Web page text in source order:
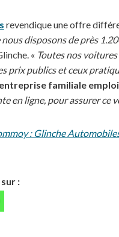
revendique une offre
disposons de près
« Toutes nos
prix publics et ceux
familiale
en ligne, pour assurer ce
: Glinche
: